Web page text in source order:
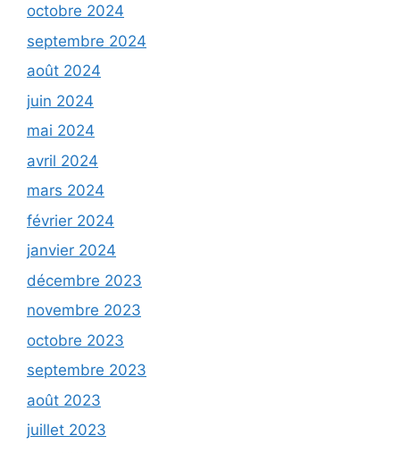
octobre 2024
septembre 2024
août 2024
juin 2024
mai 2024
avril 2024
mars 2024
février 2024
janvier 2024
décembre 2023
novembre 2023
octobre 2023
septembre 2023
août 2023
juillet 2023